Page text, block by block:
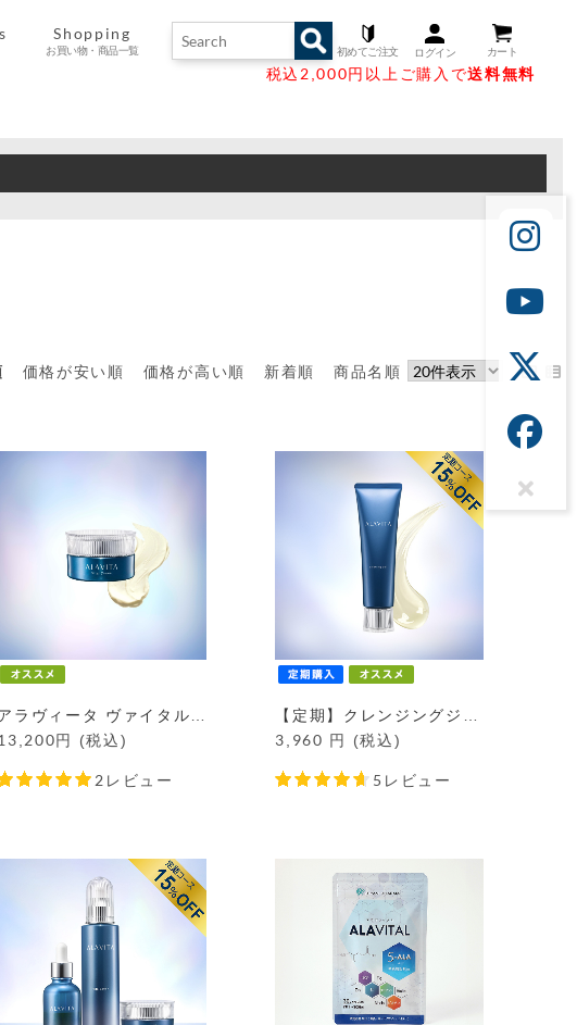
Shopping
お買い物・商品一覧 初めてご注文 ログイン カート
税込2,000円以上ご購入で送料無料
価格が安い順 価格が高い順 新着順 商品名順
アラヴィータ ヴァイタルクリーム
円 (税込)
2レビュー
【定期】クレンジングジェル定期コース
3,960 円 (税込)
5レビュー